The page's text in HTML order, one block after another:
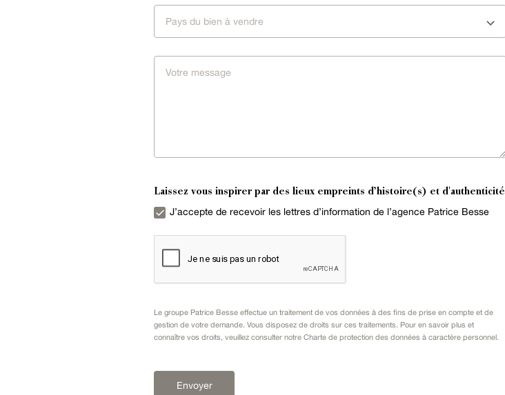
Pays du bien à vendre
Laissez vous inspirer par des lieux empreints d’histoire(s) et d'authenticité
J’accepte de recevoir les lettres d’information de l’agence Patrice Besse
Le groupe Patrice Besse effectue un traitement de vos données à des fins de prise en compte et de
gestion de votre demande. Vous disposez de droits sur ces traitements. Pour en savoir plus et
connaître vos droits, veuillez consulter notre Charte de protection des données à caractère personnel .
Envoyer